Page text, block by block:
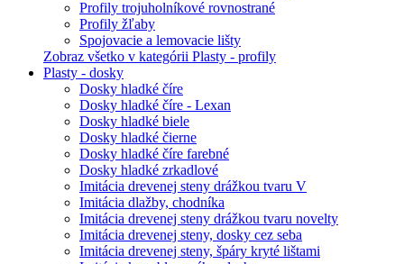
Profily trojuholníkové rovnostrané
Profily žľaby
Spojovacie a lemovacie lišty
Zobraz všetko v kategórii Plasty - profily
Plasty - dosky
Dosky hladké číre
Dosky hladké číre - Lexan
Dosky hladké biele
Dosky hladké čierne
Dosky hladké číre farebné
Dosky hladké zrkadlové
Imitácia drevenej steny drážkou tvaru V
Imitácia dlažby, chodníka
Imitácia drevenej steny drážkou tvaru novelty
Imitácia drevenej steny, dosky cez seba
Imitácia drevenej steny, špáry kryté lištami